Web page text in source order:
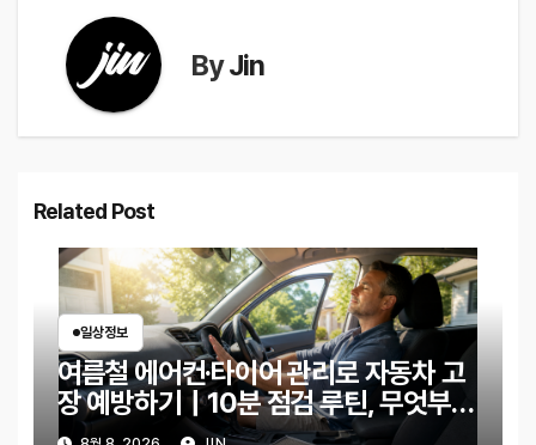
ByJin
Related Post
일상정보
여름철 에어컨·타이어 관리로 자동차 고
장 예방하기｜10분 점검 루틴, 무엇부터
확인할까?